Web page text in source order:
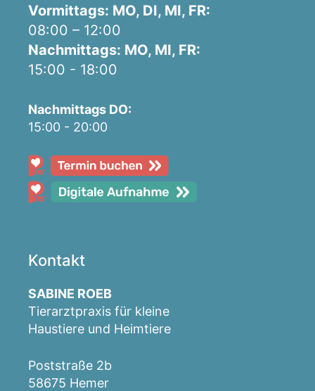
Vormittags: MO, DI, MI, FR:
08:00 – 12:00
Nachmittags: MO, MI, FR:
15:00 - 18:00
Nachmittags DO:
15:00 - 20:00
Kontakt
SABINE ROEB
Tierarztpraxis für kleine
Haustiere und Heimtiere
Poststraße 2b
58675 Hemer